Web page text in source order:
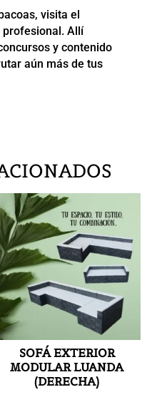
visita el
Allí
y contenido
aún más de tus
SOFÁ EXTERIOR
MODULAR LUANDA
(DERECHA)